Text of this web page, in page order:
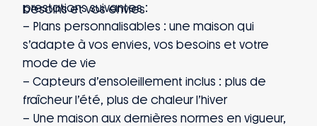
besoins et vos enviesprestations suivantes :
– Plans personnalisables : une maison qui
s’adapte à vos envies, vos besoins et votre
mode de vie
– Capteurs d’ensoleillement inclus : plus de
fraîcheur l’été, plus de chaleur l’hiver
– Une maison aux dernières normes en vigueur,